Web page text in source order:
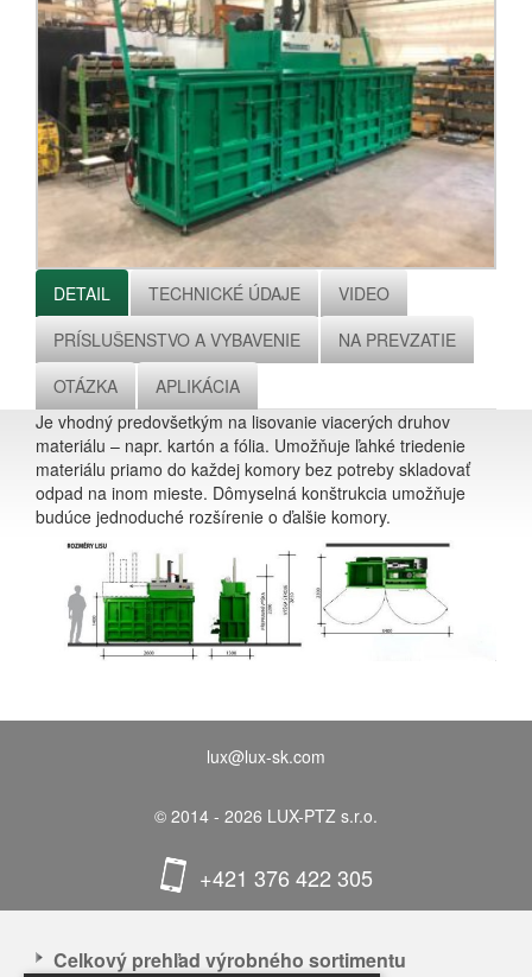
DETAIL TECHNICKÉ ÚDAJE
VIDEO
PRÍSLUŠENSTVO A VYBAVENIE
NA PREVZATIE
OTÁZKA
APLIKÁCIA
Je vhodný predovšetkým na lisovanie viacerých druhov
materiálu – napr. kartón a fólia. Umožňuje ľahké triedenie
materiálu priamo do každej komory bez potreby skladovať
odpad na inom mieste. Dômyselná konštrukcia umožňuje
budúce jednoduché rozšírenie o ďalšie komory.
lux@lux-sk.com
© 2014 - 2026 LUX-PTZ s.r.o.
+421 376 422 305
Celkový prehľad výrobného sortimentu